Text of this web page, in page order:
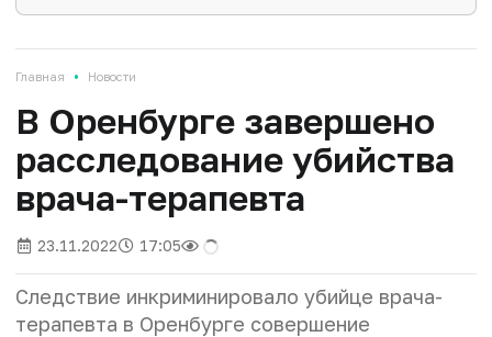
Главная • Новости
В Оренбурге завершено
расследование убийства
врача-терапевта
23.11.2022 17:05
Следствие инкриминировало убийце врача-
терапевта в Оренбурге совершение